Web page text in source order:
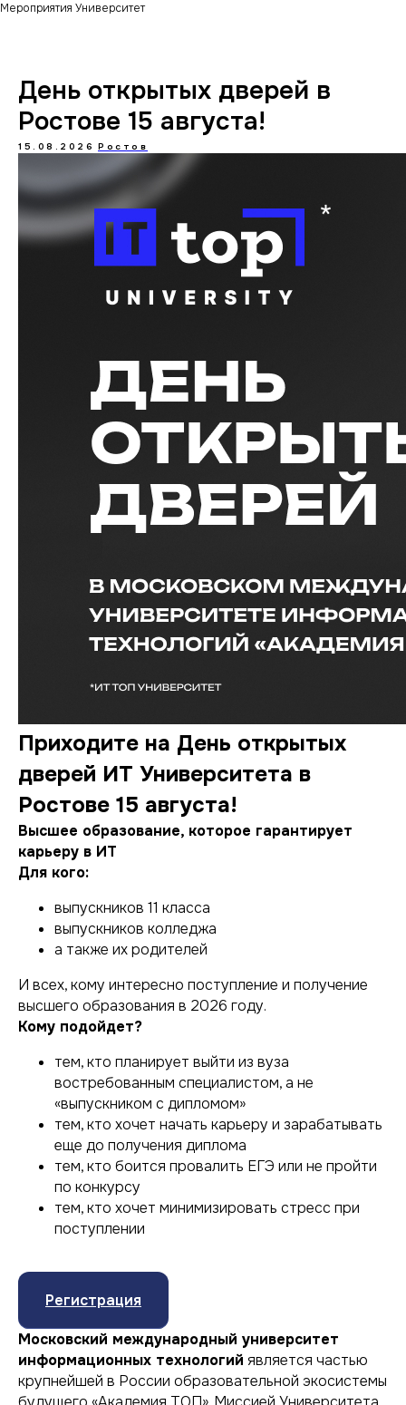
Мероприятия Университет
День открытых дверей в
Ростове 15 августа!
15.08.2026 Ростов
Приходите на День открытых
дверей ИТ Университета в
Ростове 15 августа!
Высшее образование, которое гарантирует
карьеру в ИТ
Для кого:
выпускников 11 класса
выпускников колледжа
а также их родителей
И всех, кому интересно поступление и получение
высшего образования в 2026 году.
Кому подойдет?
тем, кто планирует выйти из вуза
востребованным специалистом, а не
«выпускником с дипломом»
тем, кто хочет начать карьеру и зарабатывать
еще до получения диплома
тем, кто боится провалить ЕГЭ или не пройти
по конкурсу
тем, кто хочет минимизировать стресс при
поступлении
Регистрация
Московский международный университет
информационных технологий является частью
крупнейшей в России образовательной экосистемы